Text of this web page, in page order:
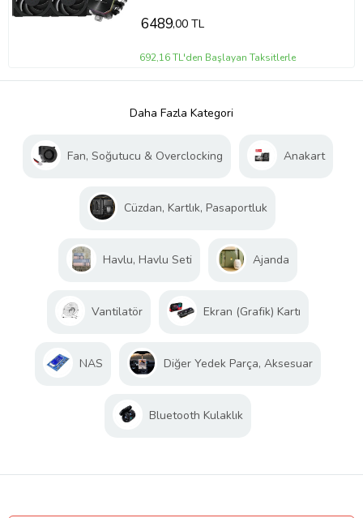
6489,00 TL
692,16 TL'den Başlayan Taksitlerle
Daha Fazla Kategori
Fan, Soğutucu & Overclocking Anakart
Cüzdan, Kartlık, Pasaportluk
Havlu, Havlu Seti Ajanda
Vantilatör Ekran (Grafik) Kartı
NAS Diğer Yedek Parça, Aksesuar
Bluetooth Kulaklık